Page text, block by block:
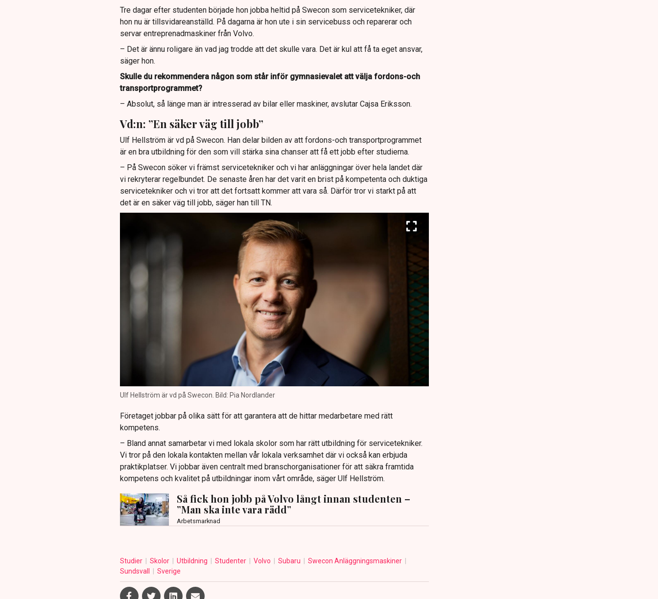
Tre dagar efter studenten började hon jobba heltid på Swecon som servicetekniker, där
hon nu är tillsvidareanställd. På dagarna är hon ute i sin servicebuss och reparerar och
servar entreprenadmaskiner från Volvo.
– Det är ännu roligare än vad jag trodde att det skulle vara. Det är kul att få ta eget ansvar,
säger hon.
Skulle du rekommendera någon som står inför gymnasievalet att välja fordons-och
transportprogrammet?
– Absolut, så länge man är intresserad av bilar eller maskiner, avslutar Cajsa Eriksson.
Vd:n: ”En säker väg till jobb”
Ulf Hellström är vd på Swecon. Han delar bilden av att fordons-och transportprogrammet
är en bra utbildning för den som vill stärka sina chanser att få ett jobb efter studierna.
– På Swecon söker vi främst servicetekniker och vi har anläggningar över hela landet där
vi rekryterar regelbundet. De senaste åren har det varit en brist på kompetenta och duktiga
servicetekniker och vi tror att det fortsatt kommer att vara så. Därför tror vi starkt på att
det är en säker väg till jobb, säger han till TN.
Ulf Hellström är vd på Swecon. Bild: Pia Nordlander
Företaget jobbar på olika sätt för att garantera att de hittar medarbetare med rätt
kompetens.
– Bland annat samarbetar vi med lokala skolor som har rätt utbildning för servicetekniker.
Vi tror på den lokala kontakten mellan vår lokala verksamhet där vi också kan erbjuda
praktikplatser. Vi jobbar även centralt med branschorganisationer för att säkra framtida
kompetens och kvalitet på utbildningar inom vårt område, säger Ulf Hellström.
Så fick hon jobb på Volvo långt innan studenten –
”Man ska inte vara rädd”
Arbetsmarknad
Studier Skolor Utbildning Studenter Volvo Subaru
Swecon Anläggningsmaskiner
Sundsvall
Sverige